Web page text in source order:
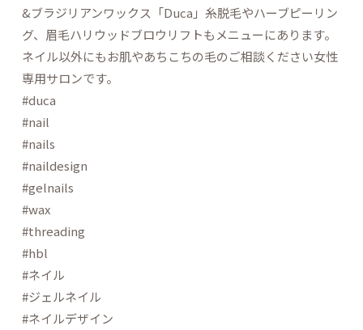
&ブラジリアンワックス「Duca」糸脱毛やハーブピーリン
グ、眉毛ハリウッドブロウリフトもメニューにあります。
ネイル以外にもお肌やあちこちの毛のご相談ください女性
専用サロンです。
#duca
#nail
#nails
#naildesign
#gelnails
#wax
#threading
#hbl
#ネイル
#ジェルネイル
#ネイルデザイン